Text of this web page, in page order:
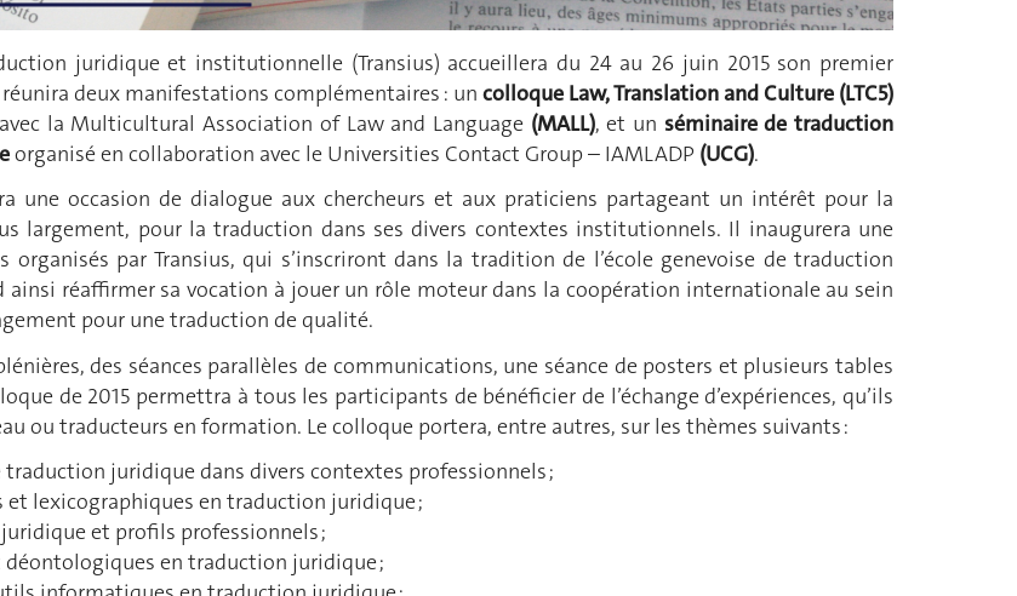
juridique et institutionnelle (Transius) accueillera du 24 au 26 juin 2015 son premier
deux manifestations complémentaires : un colloque Law, Translation and Culture (LTC5)
la Multicultural Association of Law and Language (MALL), et un séminaire de traduction
organisé en collaboration avec le Universities Contact Group – IAMLADP (UCG).
une occasion de dialogue aux chercheurs et aux praticiens partageant un intérêt pour la
largement, pour la traduction dans ses divers contextes institutionnels. Il inaugurera une
organisés par Transius, qui s’inscriront dans la tradition de l’école genevoise de traduction
ainsi réaffirmer sa vocation à jouer un rôle moteur dans la coopération internationale au sein
pour une traduction de qualité.
des séances parallèles de communications, une séance de posters et plusieurs tables
de 2015 permettra à tous les participants de bénéficier de l’échange d’expériences, qu’ils
ou traducteurs en formation. Le colloque portera, entre autres, sur les thèmes suivants :
juridique dans divers contextes professionnels ;
lexicographiques en traduction juridique ;
et profils professionnels ;
en traduction juridique ;